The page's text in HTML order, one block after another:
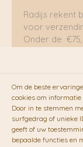
Om de beste
cookies om
Door in te stemmen
surfgedrag of unieke
geeft of uw
bepaalde functies en
Radijs rekent
voor
Onder de
RADIJS werkt
van
10.00 uur
bezorgen zij